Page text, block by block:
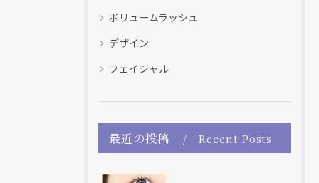
ボリュームラッシュ
デザイン
フェイシャル
最近の投稿 Recent Posts